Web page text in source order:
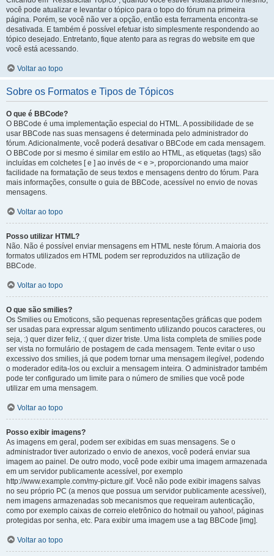
você pode atualizar e levantar o tópico para o topo do fórum na primeira
página. Porém, se você não ver a opção, então esta ferramenta encontra-se
desativada. E também é possível efetuar isto simplesmente respondendo ao
tópico desejado. Entretanto, fique atento para as regras do website em que
você está acessando.
Voltar ao topo
Sobre os Formatos e Tipos de Tópicos
O que é BBCode?
O BBCode é uma implementação especial do HTML. A possibilidade de se
usar BBCode nas suas mensagens é determinada pelo administrador do
fórum. Adicionalmente, você poderá desativar o BBCode em cada mensagem.
O BBCode por si mesmo é similar em estilo ao HTML, as etiquetas (tags) são
incluídas em colchetes [ e ] ao invés de < e >, proporcionando uma maior
facilidade na formatação de seus textos e mensagens dentro do fórum. Para
mais informações, consulte o guia de BBCode, acessível no envio de novas
mensagens.
Voltar ao topo
Posso utilizar HTML?
Não. Não é possível enviar mensagens em HTML neste fórum. A maioria dos
formatos utilizados em HTML podem ser reproduzidos na utilização de
BBCode.
Voltar ao topo
O que são smilies?
Os Smilies ou Emoticons, são pequenas representações gráficas que podem
ser usadas para expressar algum sentimento utilizando poucos caracteres, ou
seja, :) quer dizer feliz, :( quer dizer triste. Uma lista completa de smilies pode
ser vista no formulário de postagem de cada mensagem. Tente evitar o uso
excessivo dos smilies, já que podem tornar uma mensagem ilegível, podendo
o moderador edita-los ou excluir a mensagem inteira. O administrador também
pode ter configurado um limite para o número de smilies que você pode
utilizar em uma mensagem.
Voltar ao topo
Posso exibir imagens?
As imagens em geral, podem ser exibidas em suas mensagens. Se o
administrador tiver autorizado o envio de anexos, você poderá enviar sua
imagem ao painel. De outro modo, você pode exibir uma imagem armazenada
em um servidor publicamente acessível, por exemplo
http://www.example.com/my-picture.gif. Você não pode exibir imagens salvas
no seu próprio PC (a menos que possua um servidor publicamente acessível),
nem imagens armazenadas sob mecanismos que requeiram autenticação,
como por exemplo caixas de correio eletrônico do hotmail ou yahoo!, páginas
protegidas por senha, etc. Para exibir uma imagem use a tag BBCode [img].
Voltar ao topo